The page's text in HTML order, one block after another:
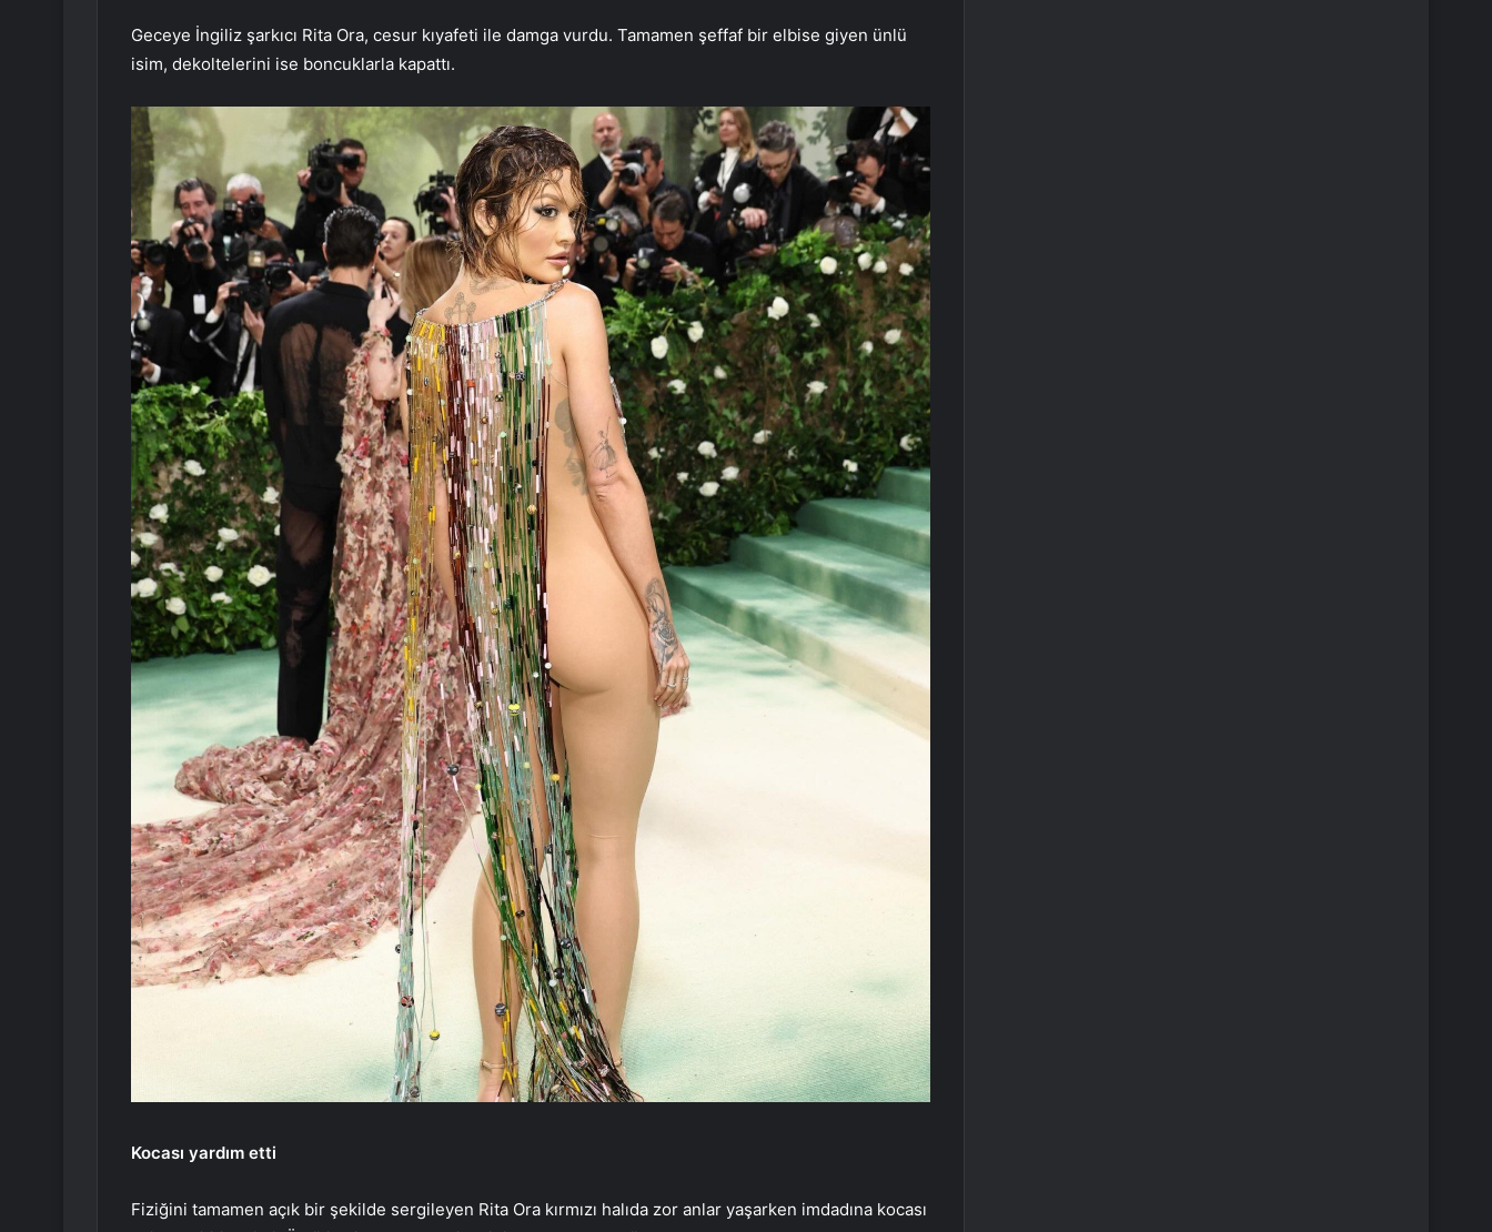
Geceye İngiliz şarkıcı Rita Ora, cesur kıyafeti ile damga vurdu. Tamamen şeffaf bir elbise giyen ünlü
isim, dekoltelerini ise boncuklarla kapattı.
Kocası yardım etti
Fiziğini tamamen açık bir şekilde sergileyen Rita Ora kırmızı halıda zor anlar yaşarken imdadına kocası